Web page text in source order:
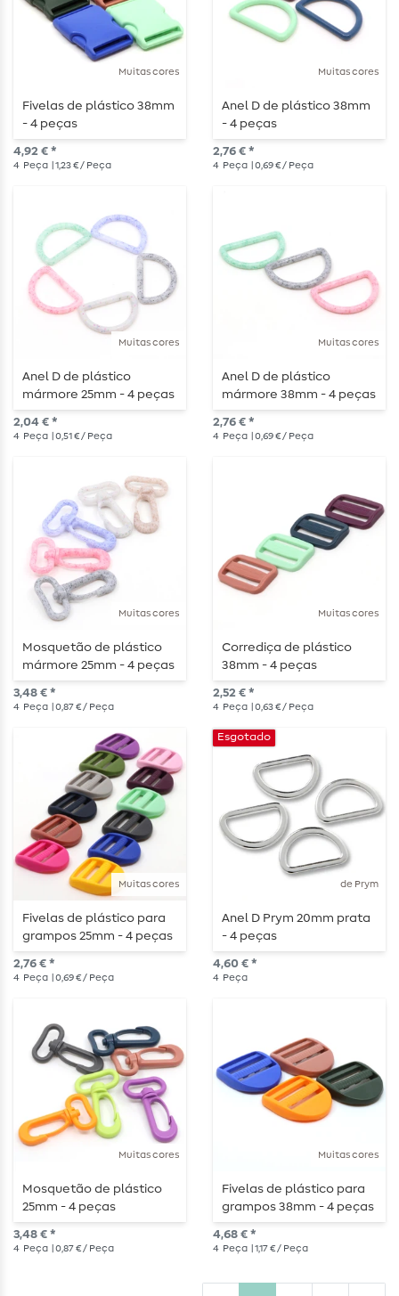
Muitas cores
Fivelas de plástico 38mm
- 4 peças
4,92 € *
4 Peça | 1,23 € / Peça
Muitas cores
Anel D de plástico 38mm
- 4 peças
2,76 € *
4 Peça | 0,69 € / Peça
Muitas cores
Anel D de plástico
mármore 25mm - 4 peças
2,04 € *
4 Peça | 0,51 € / Peça
Muitas cores
Anel D de plástico
mármore 38mm - 4 peças
2,76 € *
4 Peça | 0,69 € / Peça
Muitas cores
Mosquetão de plástico
mármore 25mm - 4 peças
3,48 € *
4 Peça | 0,87 € / Peça
Muitas cores
Corrediça de plástico
38mm - 4 peças
2,52 € *
4 Peça | 0,63 € / Peça
Muitas cores
Fivelas de plástico para
grampos 25mm - 4 peças
2,76 € *
4 Peça | 0,69 € / Peça
de Prym
Esgotado
Anel D Prym 20mm prata
- 4 peças
4,60 € *
4 Peça
Muitas cores
Mosquetão de plástico
25mm - 4 peças
3,48 € *
4 Peça | 0,87 € / Peça
Muitas cores
Fivelas de plástico para
grampos 38mm - 4 peças
4,68 € *
4 Peça | 1,17 € / Peça